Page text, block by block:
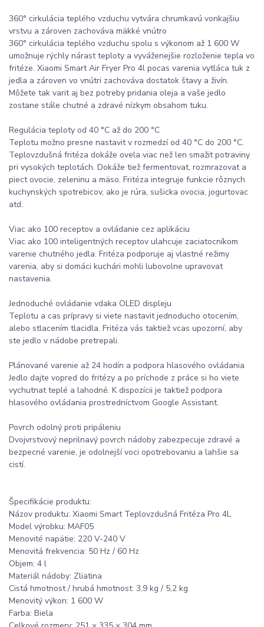
360° cirkulácia teplého vzduchu vytvára chrumkavú vonkajšiu
vrstvu a zároven zachováva mäkké vnútro
360° cirkulácia teplého vzduchu spolu s výkonom až 1 600 W
umožnuje rýchly nárast teploty a vyváženejšie rozloženie tepla vo
fritéze. Xiaomi Smart Air Fryer Pro 4l pocas varenia vytláca tuk z
jedla a zároven vo vnútri zachováva dostatok štavy a živín.
Môžete tak varit aj bez potreby pridania oleja a vaše jedlo
zostane stále chutné a zdravé nízkym obsahom tuku.
Regulácia teploty od 40 °C až do 200 °C
Teplotu možno presne nastavit v rozmedzí od 40 °C do 200 °C.
Teplovzdušná fritéza dokáže ovela viac než len smažit potraviny
pri vysokých teplotách. Dokáže tiež fermentovat, rozmrazovat a
piect ovocie, zeleninu a mäso. Fritéza integruje funkcie rôznych
kuchynských spotrebicov, ako je rúra, sušicka ovocia, jogurtovac
atd.
Viac ako 100 receptov a ovládanie cez aplikáciu
Viac ako 100 inteligentných receptov ulahcuje zaciatocníkom
varenie chutného jedla. Fritéza podporuje aj vlastné režimy
varenia, aby si domáci kuchári mohli lubovolne upravovat
nastavenia.
Jednoduché ovládanie vdaka OLED displeju
Teplotu a cas prípravy si viete nastavit jednoducho otocením,
alebo stlacením tlacidla. Fritéza vás taktiež vcas upozorní, aby
ste jedlo v nádobe pretrepali.
Plánované varenie až 24 hodín a podpora hlasového ovládania
Jedlo dajte vopred do fritézy a po príchode z práce si ho viete
vychutnat teplé a lahodné. K dispozícii je taktiež podpora
hlasového ovládania prostredníctvom Google Assistant.
Povrch odolný proti pripáleniu
Dvojvrstvový neprilnavý povrch nádoby zabezpecuje zdravé a
bezpecné varenie, je odolnejší voci opotrebovaniu a lahšie sa
cistí.
Špecifikácie produktu:
Názov produktu: Xiaomi Smart Teplovzdušná Fritéza Pro 4L
Model výrobku: MAF05
Menovité napätie: 220 V-240 V
Menovitá frekvencia: 50 Hz / 60 Hz
Objem: 4 l
Materiál nádoby: Zliatina
Cistá hmotnost / hrubá hmotnost: 3,9 kg / 5,2 kg
Menovitý výkon: 1 600 W
Farba: Biela